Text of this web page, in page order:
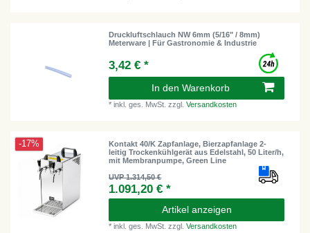
Druckluftschlauch NW 6mm (5/16" / 8mm)
Meterware | Für Gastronomie & Industrie
3,42 € *
In den Warenkorb
*inkl. ges. MwSt. zzgl.Versandkosten
-17%
Kontakt 40/K Zapfanlage, Bierzapfanlage 2-
leitig Trockenkühlgerät aus Edelstahl, 50 Liter/h,
mit Membranpumpe, Green Line
UVP 1.314,50 €
1.091,20 € *
Artikel anzeigen
*inkl. ges. MwSt. zzgl.Versandkosten